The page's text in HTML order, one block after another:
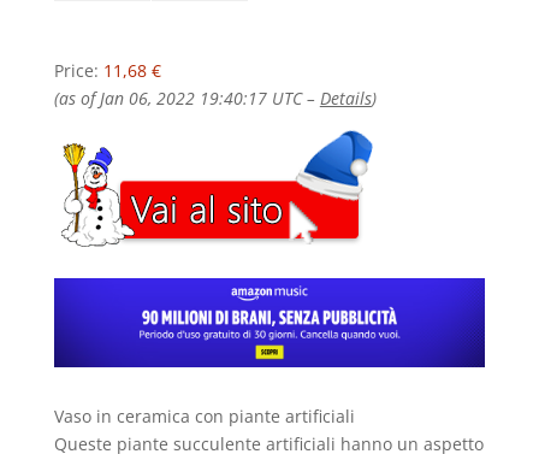
Price: 11,68 €
(as of Jan 06, 2022 19:40:17 UTC – Details)
Vaso in ceramica con piante artificiali
Queste piante succulente artificiali hanno un aspetto